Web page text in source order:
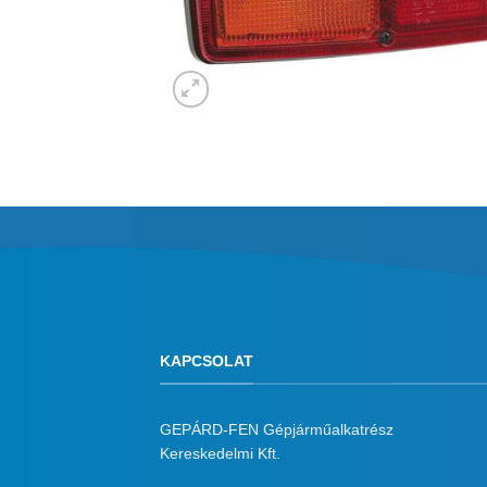
KAPCSOLAT
GEPÁRD-FEN Gépjárműalkatrész
Kereskedelmi Kft.